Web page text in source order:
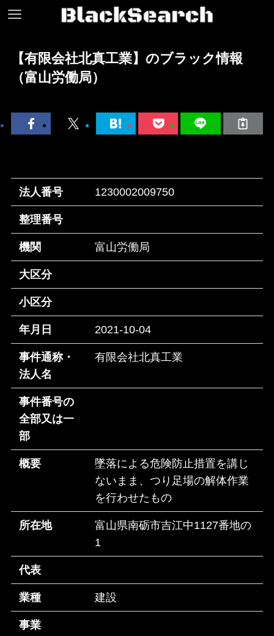
【有限会社北真工業】のブラック情報
（富山労働局）
法人番号 1230002009750
整理番号
機関 富山労働局
大区分
小区分
年月日 2021-10-04
事件通称・
法人名
有限会社北真工業
事件番号の
全部又は一
部
概要
墜落による危険防止措置を講じ
ないまま、つり足場の解体作業
を行わせたもの
所在地
富山県南砺市吉江中1127番地の
1
代表
業種 建設
事業